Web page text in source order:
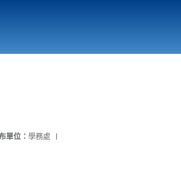
單位： 學務處 |